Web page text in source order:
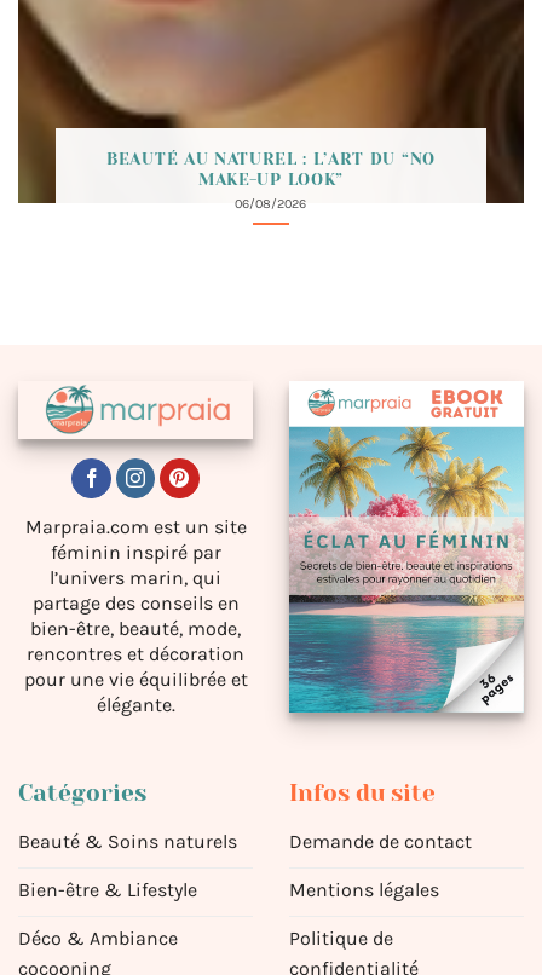
BEAUTÉ AU NATUREL : L’ART DU “NO
MAKE-UP LOOK”
06/08/2026
Marpraia.com est un site
féminin inspiré par
l’univers marin, qui
partage des conseils en
bien-être, beauté, mode,
rencontres et décoration
pour une vie équilibrée et
élégante.
Catégories
Beauté & Soins naturels
Bien-être & Lifestyle
Déco & Ambiance
cocooning
Infos du site
Demande de contact
Mentions légales
Politique de
confidentialité